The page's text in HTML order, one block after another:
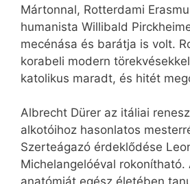
Mártonnal, Rotterdami
humanista Willibald
mecénása és barátja is volt.
korabeli modern
katolikus maradt, és hitét
Albrecht Dürer az itáliai
alkotóihoz hasonlatos
Szerteágazó érdeklődése
Michelangelóéval rokonítható.